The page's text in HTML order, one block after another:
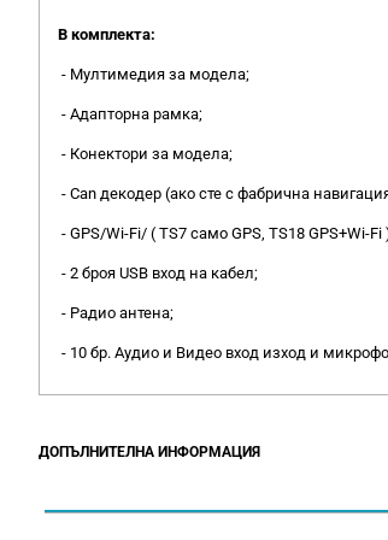
В комплекта:
- Мултимедия за модела;
- Адапторна рамка;
- Конектори за модела;
- Can декодер (ако сте с фабрична
- GPS/Wi-Fi/ ( TS7 само GPS, TS18 GPS+Wi-Fi
- 2 броя USB вход на кабел;
- Радио антена;
- 10 бр. Аудио и Видео вход изход и
ДОПЪЛНИТЕЛНА ИНФОРМАЦИЯ